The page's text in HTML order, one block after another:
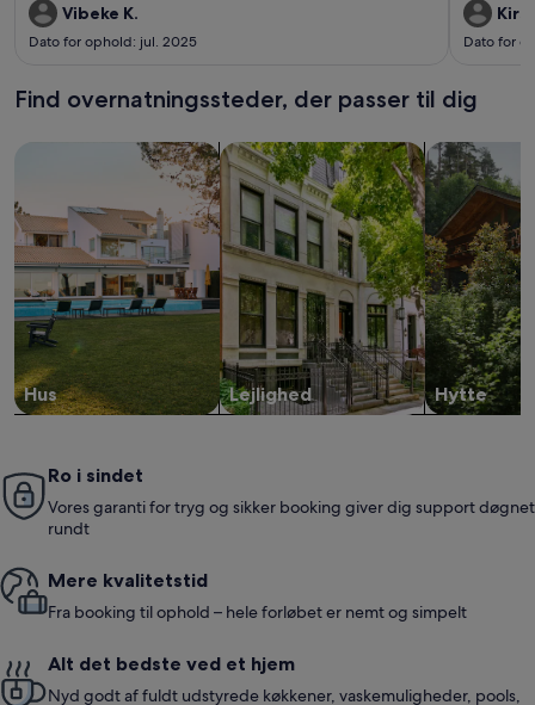
Vibeke K.
Dato for ophold: jul. 2025 Dato for
Find overnatningssteder, der passer til dig
Hus
Søg efter huse
Lejlighed
Søg efter lejligheder
Hytte
Søg efter
Ro i sindet
Vores garanti for tryg og sikker booking giver dig support døgnet
rundt
Mere kvalitetstid
Fra booking til ophold – hele forløbet er nemt og simpelt
Alt det bedste ved et hjem
Nyd godt af fuldt udstyrede køkkener, vaskemuligheder, pools,